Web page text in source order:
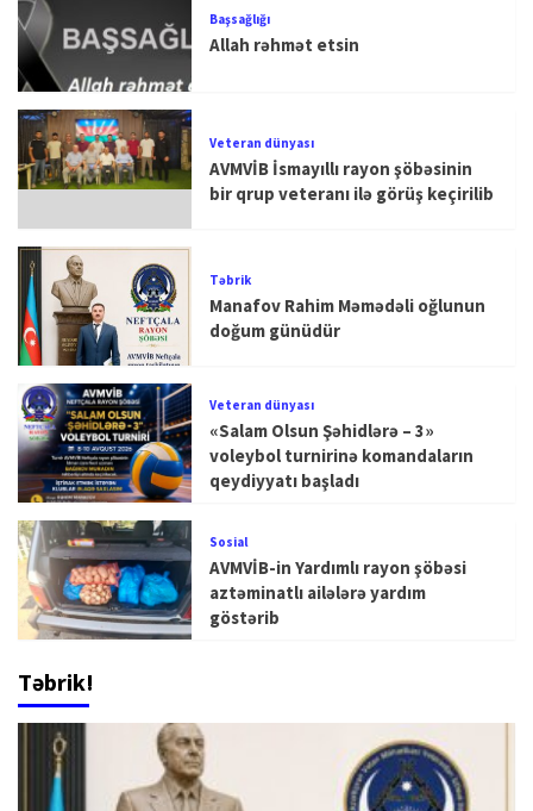
Başsağlığı
Allah rəhmət etsin
Veteran dünyası
AVMVİB İsmayıllı rayon şöbəsinin
bir qrup veteranı ilə görüş keçirilib
Təbrik
Manafov Rahim Məmədəli oğlunun
doğum günüdür
Veteran dünyası
«Salam Olsun Şəhidlərə – 3»
voleybol turnirinə komandaların
qeydiyyatı başladı
Sosial
AVMVİB-in Yardımlı rayon şöbəsi
aztəminatlı ailələrə yardım
göstərib
Təbrik!